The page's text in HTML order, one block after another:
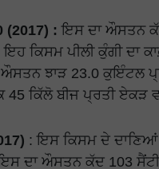
(2017) : ਇਸ ਦਾ ਔਸਤਨ
ਕਿਸਮ ਪੀਲੀ ਕੁੰਗੀ ਦਾ
ਔਸਤਨ ਝਾੜ 23.0 ਕੁਇੰਟਲ
ਕਿੱਲੋ ਬੀਜ ਪ੍ਰਤੀ ਏਕੜ
: ਇਸ ਕਿਸਮ ਦੇ ਦਾਣਿਆਂ
ਦਾ ਔਸਤਨ ਕੱਦ 103